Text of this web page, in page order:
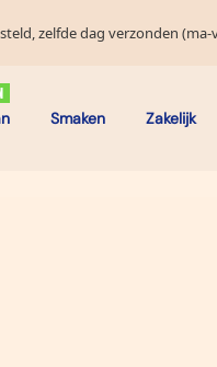
zelfde dag verzonden (ma-
Smaken Zakelijk